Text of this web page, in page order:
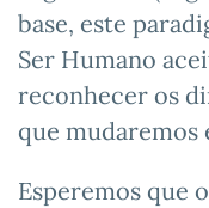
base, este
Ser Humano
reconhecer os
que mudaremos
Esperemos que